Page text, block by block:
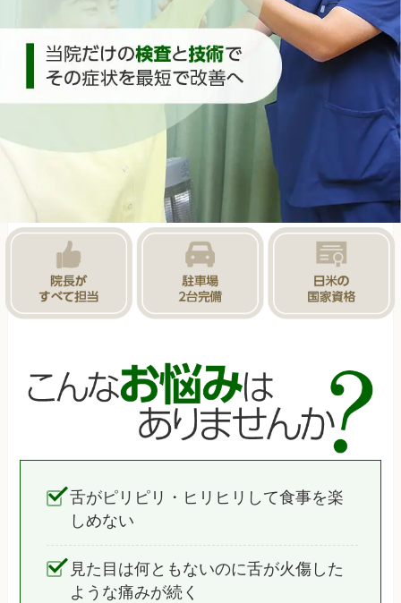
舌がピリピリ・ヒリヒリして食事を楽
しめない
見た目は何ともないのに舌が火傷した
ような痛みが続く